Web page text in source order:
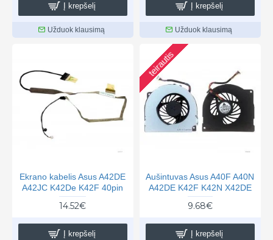
Į krepšelį
Užduok klausimą
Į krepšelį
Užduok klausimą
Ekrano kabelis Asus A42DE
A42JC K42De K42F 40pin
14.52€
Į krepšelį
teirautis
Aušintuvas Asus A40F A40N
A42DE K42F K42N X42DE
9.68€
Į krepšelį